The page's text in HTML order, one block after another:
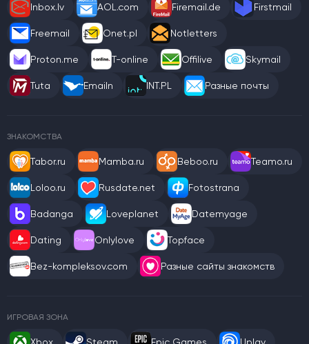
Inbox.lv AOL.com Firemail.de Firstmail
Freemail Onet.pl Notletters
Proton.me T-online Offilive Skymail
Tuta Emailn INT.PL Разные почты
ЗНАКОМСТВА
Tabor.ru Mamba.ru Beboo.ru Teamo.ru
Loloo.ru Rusdate.net Fotostrana
Badanga Loveplanet Datemyage
Dating Onlylove Topface
Bez-kompleksov.com Разные сайты знакомств
ИГРОВАЯ ЗОНА